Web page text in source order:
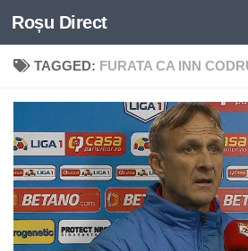
Skip to content
Roșu Direct
TAGGED: FURATA CA INN